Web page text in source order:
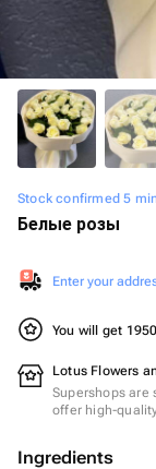
Stock confirmed 5
Белые розы
Enter your
You will get
Lotus Flowers
Supershops are
offer high-
Ingredients